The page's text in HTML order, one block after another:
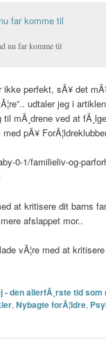
nu far komme til
ikke perfekt, sÃ¥ det
udtaler jeg i
til mÃ¸drene ved at
med pÃ¥
0-1/familieliv-og-
at kritisere dit barns
afslappet mor..
vÃ¦re med at kritisere
- den allerfÃ¸rste tid som
,Nybagte forÃ¦ldre,